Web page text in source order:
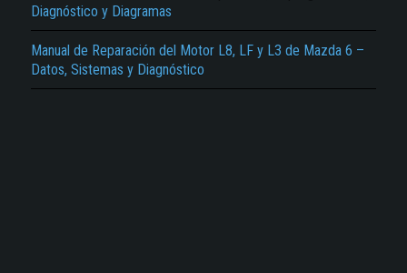
Diagnóstico y Diagramas
Manual de Reparación del Motor L8, LF y L3 de Mazda 6 –
Datos, Sistemas y Diagnóstico